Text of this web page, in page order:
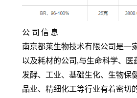
公 司 信 息
南京都莱生物技术有限公司是一
以及耗材的公司,与生命科学、医
发酵、工业、基础生化、生物保
品业、精细化工等行业有着密切